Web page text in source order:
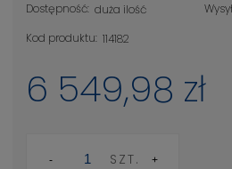
Dostępność: duża ilość
Kod produktu: 114182
6 549,98 zł
SZT.